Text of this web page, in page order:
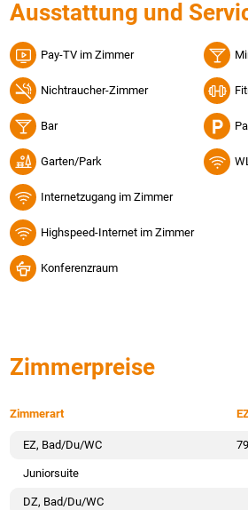
Ausstattung und
Pay-TV im Zimmer
Nichtraucher-Zimmer
Bar
Garten/Park
Internetzugang im Zimmer
Highspeed-Internet im Zimmer
Konferenzraum
Zimmerpreise
Zimmerart
EZ, Bad/Du/WC
Juniorsuite
DZ, Bad/Du/WC